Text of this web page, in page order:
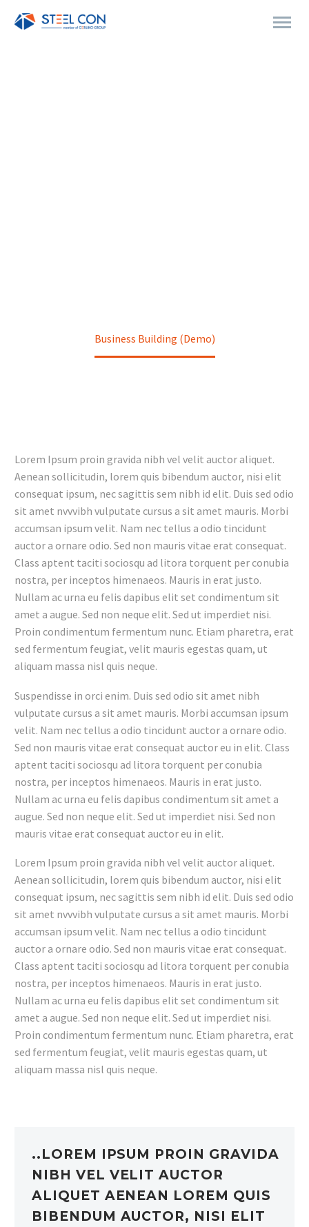
Business Building (Demo)
Lorem Ipsum proin gravida nibh vel velit auctor aliquet.
Aenean sollicitudin, lorem quis bibendum auctor, nisi elit
consequat ipsum, nec sagittis sem nibh id elit. Duis sed odio
sit amet nvvvibh vulputate cursus a sit amet mauris. Morbi
accumsan ipsum velit. Nam nec tellus a odio tincidunt
auctor a ornare odio. Sed non mauris vitae erat consequat.
Class aptent taciti sociosqu ad litora torquent per conubia
nostra, per inceptos himenaeos. Mauris in erat justo.
Nullam ac urna eu felis dapibus elit set condimentum sit
amet a augue. Sed non neque elit. Sed ut imperdiet nisi.
Proin condimentum fermentum nunc. Etiam pharetra, erat
sed fermentum feugiat, velit mauris egestas quam, ut
aliquam massa nisl quis neque.
Suspendisse in orci enim. Duis sed odio sit amet nibh
vulputate cursus a sit amet mauris. Morbi accumsan ipsum
velit. Nam nec tellus a odio tincidunt auctor a ornare odio.
Sed non mauris vitae erat consequat auctor eu in elit. Class
aptent taciti sociosqu ad litora torquent per conubia
nostra, per inceptos himenaeos. Mauris in erat justo.
Nullam ac urna eu felis dapibus condimentum sit amet a
augue. Sed non neque elit. Sed ut imperdiet nisi. Sed non
mauris vitae erat consequat auctor eu in elit.
Lorem Ipsum proin gravida nibh vel velit auctor aliquet.
Aenean sollicitudin, lorem quis bibendum auctor, nisi elit
consequat ipsum, nec sagittis sem nibh id elit. Duis sed odio
sit amet nvvvibh vulputate cursus a sit amet mauris. Morbi
accumsan ipsum velit. Nam nec tellus a odio tincidunt
auctor a ornare odio. Sed non mauris vitae erat consequat.
Class aptent taciti sociosqu ad litora torquent per conubia
nostra, per inceptos himenaeos. Mauris in erat justo.
Nullam ac urna eu felis dapibus elit set condimentum sit
amet a augue. Sed non neque elit. Sed ut imperdiet nisi.
Proin condimentum fermentum nunc. Etiam pharetra, erat
sed fermentum feugiat, velit mauris egestas quam, ut
aliquam massa nisl quis neque.
..LOREM IPSUM PROIN GRAVIDA
NIBH VEL VELIT AUCTOR
ALIQUET AENEAN LOREM QUIS
BIBENDUM AUCTOR, NISI ELIT